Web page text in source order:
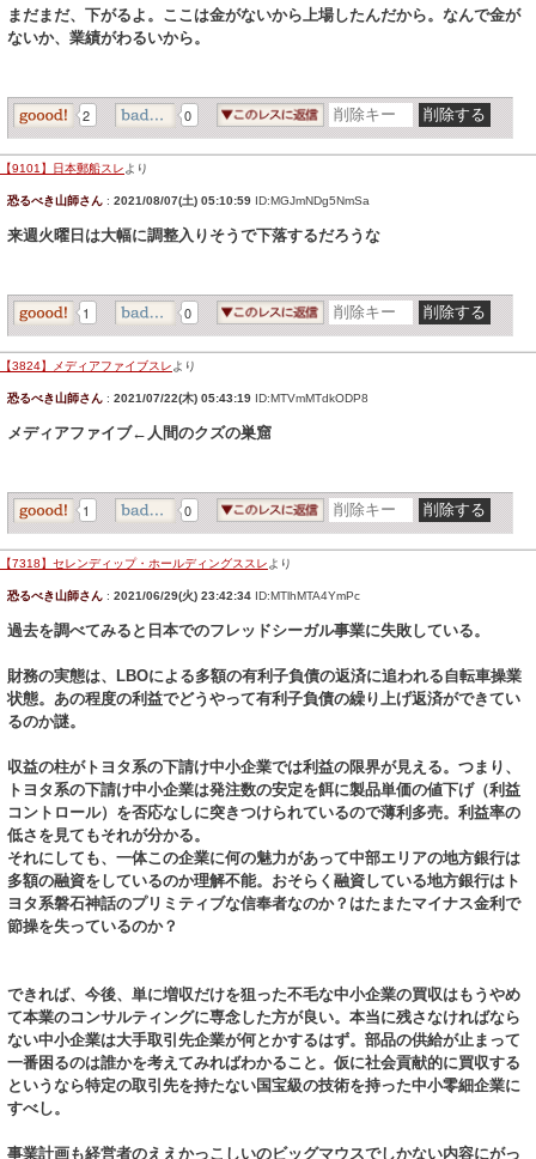
まだまだ、下がるよ。ここは金がないから上場したんだから。なんで金が
ないか、業績がわるいから。
2 0
【9101】日本郵船スレ より
恐るべき山師さん : 2021/08/07(土) 05:10:59 ID:MGJmNDg5NmSa
来週火曜日は大幅に調整入りそうで下落するだろうな
1 0
【3824】メディアファイブスレ より
恐るべき山師さん : 2021/07/22(木) 05:43:19 ID:MTVmMTdkODP8
メディアファイブ←人間のクズの巣窟
1 0
【7318】セレンディップ・ホールディングススレ より
恐るべき山師さん : 2021/06/29(火) 23:42:34 ID:MTlhMTA4YmPc
過去を調べてみると日本でのフレッドシーガル事業に失敗している。
財務の実態は、LBOによる多額の有利子負債の返済に追われる自転車操業
状態。あの程度の利益でどうやって有利子負債の繰り上げ返済ができてい
るのか謎。
収益の柱がトヨタ系の下請け中小企業では利益の限界が見える。つまり、
トヨタ系の下請け中小企業は発注数の安定を餌に製品単価の値下げ（利益
コントロール）を否応なしに突きつけられているので薄利多売。利益率の
低さを見てもそれが分かる。
それにしても、一体この企業に何の魅力があって中部エリアの地方銀行は
多額の融資をしているのか理解不能。おそらく融資している地方銀行はト
ヨタ系磐石神話のプリミティブな信奉者なのか？はたまたマイナス金利で
節操を失っているのか？
できれば、今後、単に増収だけを狙った不毛な中小企業の買収はもうやめ
て本業のコンサルティングに専念した方が良い。本当に残さなければなら
ない中小企業は大手取引先企業が何とかするはず。部品の供給が止まって
一番困るのは誰かを考えてみればわかること。仮に社会貢献的に買収する
というなら特定の取引先を持たない国宝級の技術を持った中小零細企業に
すべし。
事業計画も経営者のええかっこしいのビッグマウスでしかない内容にがっ